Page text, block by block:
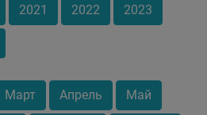
2021 2022 2023
Март Апрель Май